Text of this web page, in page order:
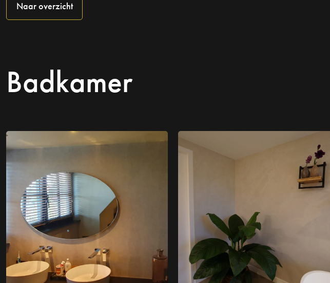
Naar overzicht
Badkamer